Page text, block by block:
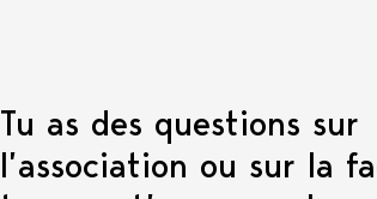
Tu as des questions sur
l’association ou sur la